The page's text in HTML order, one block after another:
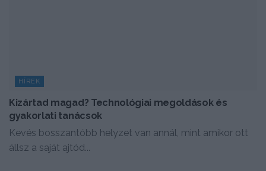
HÍREK
Kizártad magad? Technológiai megoldások és
gyakorlati tanácsok
Kevés bosszantóbb helyzet van annál, mint amikor ott
állsz a saját ajtód...